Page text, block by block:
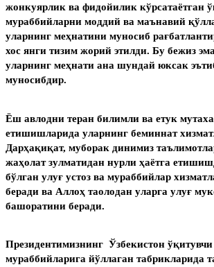
жонкуярлик ва фидойилик кўрсатаётган
мураббийларни моддий ва маънавий
уларнинг меҳнатини муносиб
хос янги тизим жорий этилди. Бу бежиз
уларнинг меҳнати ана шундай юксак
муносибдир.
Ёш авлодни теран билимли ва етук
етишишларида уларнинг беминнат
Дарҳақиқат, муборак динимиз
жаҳолат зулматидан нурли ҳаётга
бўлган улуғ устоз ва мураббийлар
беради ва Аллоҳ таолодан уларга улуғ
башоратини беради.
Президентимизнинг Ўзбекистон
мураббийларига йўллаган табрикларида